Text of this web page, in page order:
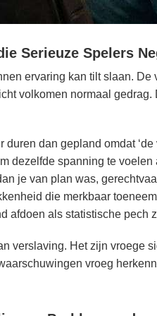
Serieuze Spelers
ervaring kan tilt slaan.
volkomen normaal
duren dan gepland omdat ‘de
dezelfde spanning te
je van plan was,
die merkbaar
afdoen als statistische pech
verslaving. Het zijn vroege
vroeg